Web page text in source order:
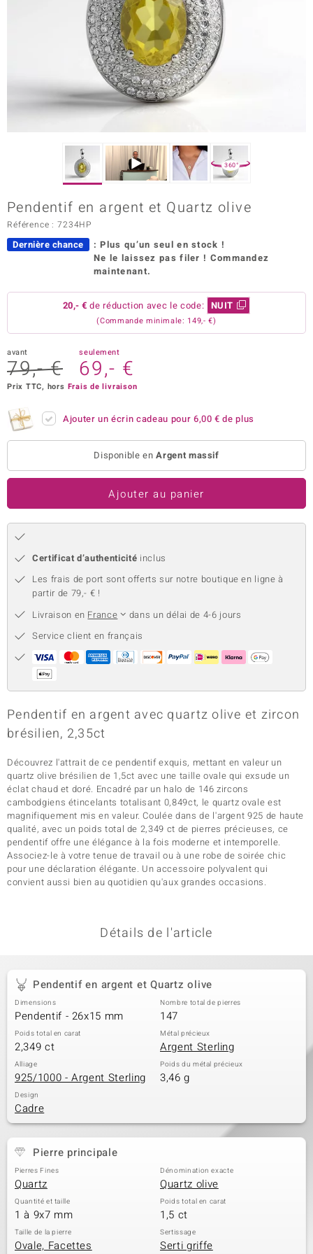
Paraíso
Collection
360°
Pendentif en argent et Quartz olive
Référence : 7234HP
Dernière chance
: Plus qu’un seul en stock !
Ne le laissez pas filer ! Commandez
maintenant.
20,- € de réduction avec le code: NUIT
(Commande minimale: 149,- €)
avant
79,- €
seulement
69,- €
Prix TTC, hors Frais de livraison
Ajouter un écrin cadeau pour 6,00 € de plus
Disponible enArgent massif
Ajouter au panier
Certificat d’authenticité inclus
Les frais de port sont offerts sur notre boutique en ligne à
partir de 79,- € !
Livraison en France
dans un délai de 4-6 jours
Service client en français
Pendentif en argent avec quartz olive et zircon
brésilien, 2,35ct
Découvrez l'attrait de ce pendentif exquis, mettant en valeur un
quartz olive brésilien de 1,5ct avec une taille ovale qui exsude un
éclat chaud et doré. Encadré par un halo de 146 zircons
cambodgiens étincelants totalisant 0,849ct, le quartz ovale est
magnifiquement mis en valeur. Coulée dans de l'argent 925 de haute
qualité, avec un poids total de 2,349 ct de pierres précieuses, ce
pendentif offre une élégance à la fois moderne et intemporelle.
Associez-le à votre tenue de travail ou à une robe de soirée chic
pour une déclaration élégante. Un accessoire polyvalent qui
convient aussi bien au quotidien qu'aux grandes occasions.
Détails de l'article
Pendentif en argent et Quartz olive
Dimensions
Pendentif - 26x15 mm
Nombre total de pierres
147
Poids total en carat
2,349 ct
Métal précieux
Argent Sterling
Alliage
925/1000 - Argent Sterling
Poids du métal précieux
3,46 g
Design
Cadre
Pierre principale
Pierres Fines
Quartz
Dénomination exacte
Quartz olive
Quantité et taille
1 à 9x7 mm
Poids total en carat
1,5 ct
Taille de la pierre
Ovale, Facettes
Sertissage
Serti griffe